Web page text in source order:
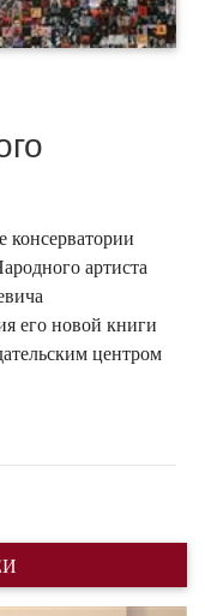
консерватории
артиста
его новой книги
центром